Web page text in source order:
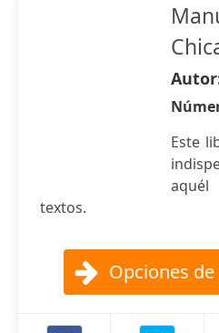
Este
textos.
Opciones